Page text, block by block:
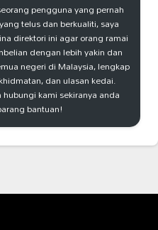
pengguna yang pernah
telus dan berkualiti, saya
direktori ini agar orang ramai
dengan lebih yakin dan
negeri di Malaysia, lengkap
dan ulasan kedai.
kami sekiranya anda
bantuan!